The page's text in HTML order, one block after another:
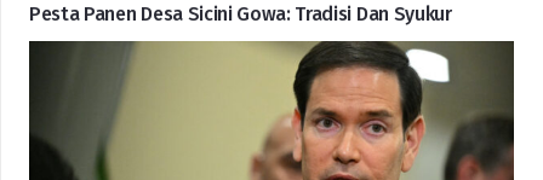
Pesta Panen Desa Sicini Gowa: Tradisi Dan Syukur